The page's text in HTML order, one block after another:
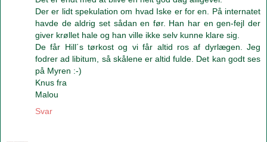
Der er lidt spekulation om hvad Iske er for en. På internatet
havde de aldrig set sådan en før. Han har en gen-fejl der
giver krøllet hale og han ville ikke selv kunne klare sig.
De får Hill´s tørkost og vi får altid ros af dyrlægen. Jeg
fodrer ad libitum, så skålene er altid fulde. Det kan godt ses
på Myren :-)
Knus fra
Malou
Svar